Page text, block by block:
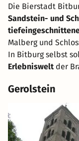
Die Bierstadt
Sandstein- und
Malberg und
In Bitburg selbst
Erlebniswelt der
Gerolstein